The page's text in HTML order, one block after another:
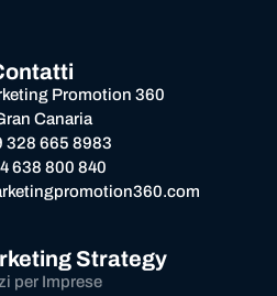
Promotion 360
Canaria
328 665 8983
638 800 840
Strategy
per Imprese